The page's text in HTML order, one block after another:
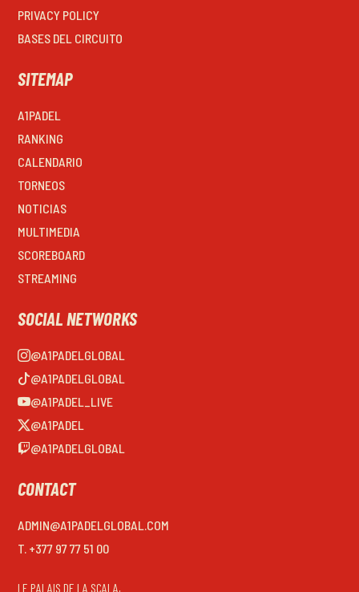
PRIVACY POLICY
BASES DEL CIRCUITO
SITEMAP
A1PADEL
RANKING
CALENDARIO
TORNEOS
NOTICIAS
MULTIMEDIA
SCOREBOARD
STREAMING
SOCIAL NETWORKS
@A1PADELGLOBAL
@A1PADELGLOBAL
@A1PADEL_LIVE
@A1PADEL
@A1PADELGLOBAL
CONTACT
ADMIN@A1PADELGLOBAL.COM
T. +377 97 77 51 00
LE PALAIS DE LA SCALA,